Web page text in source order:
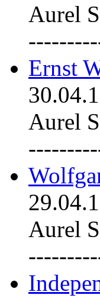
Aurel
Ernst
Aurel
Aurel